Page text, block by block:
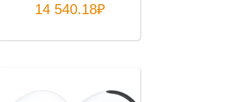
14 540.18₽